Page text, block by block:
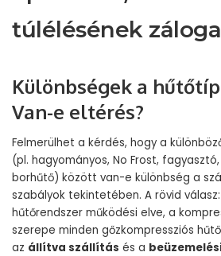
túlélésének
Különbségek a
Van-e eltérés?
Felmerülhet a kérdés, hogy a
(pl. hagyományos, No Frost,
borhűtő) között van-e különbség a
szabályok tekintetében. A rövid
hűtőrendszer működési elve, a
szerepe minden gőzkompressziós
az állítva szállítás és a